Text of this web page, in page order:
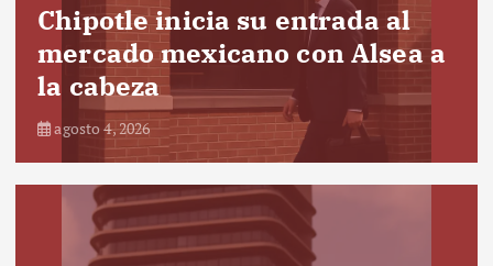
Chipotle inicia su entrada al
mercado mexicano con Alsea a
la cabeza
agosto 4, 2026